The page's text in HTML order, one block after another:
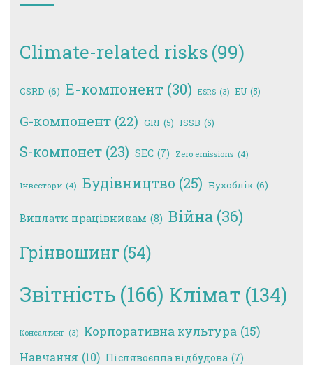
Climate-related risks (99)
CSRD (6) E-компонент (30) ESRS (3) EU (5)
G-компонент (22) GRI (5) ISSB (5)
S-компонет (23) SEC (7) Zero emissions (4)
Інвестори (4) Будівництво (25) Бухоблік (6)
Виплати працівникам (8) Війна (36)
Грінвошинг (54)
Звітність (166) Клімат (134)
Консалтинг (3) Корпоративна культура (15)
Навчання (10) Післявоєнна відбудова (7)